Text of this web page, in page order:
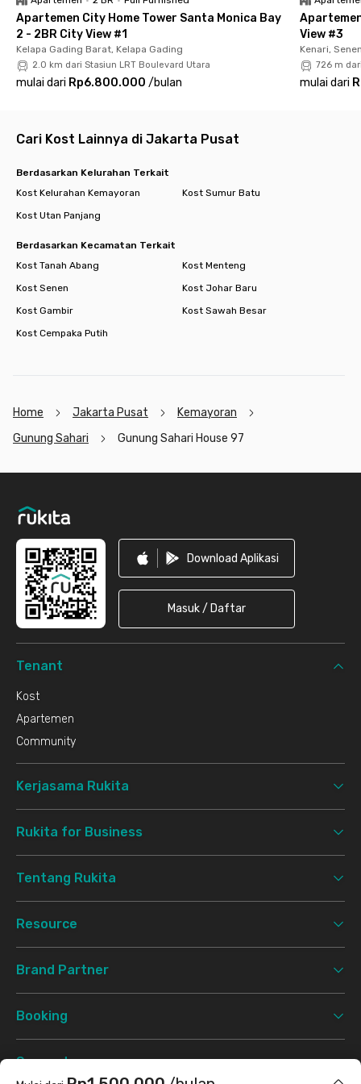
Apartemen City Home Tower Santa Monica Bay
2 - 2BR City View #1
Kelapa Gading Barat, Kelapa Gading
2.0 km dari Stasiun LRT Boulevard Utara
mulai dari Rp6.800.000 /bulan
View #3
Kenari,
726 m
mulai dari
Cari Kost Lainnya di Jakarta Pusat
Berdasarkan Kelurahan Terkait
Kost Kelurahan Kemayoran
Kost Sumur Batu
Kost Utan Panjang
Berdasarkan Kecamatan Terkait
Kost Tanah Abang
Kost Menteng
Kost Senen
Kost Johar Baru
Kost Gambir
Kost Sawah Besar
Kost Cempaka Putih
Home Jakarta Pusat
Kemayoran
Gunung Sahari
Gunung Sahari House 97
Download Aplikasi
Masuk / Daftar
Tenant
Kost
Apartemen
Community
Kerjasama Rukita
Rukita for Business
Tentang Rukita
Resource
Brand Partner
Booking
Support